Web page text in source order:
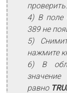
проверить.
4) В поле
389 не
5)
нажмите
6) В
равно